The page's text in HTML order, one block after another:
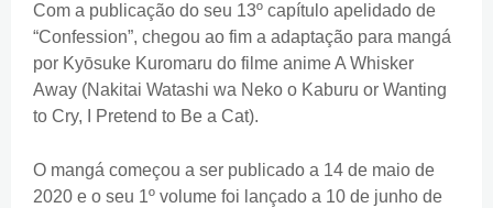
Com a publicação do seu 13º capítulo apelidado de
“Confession”, chegou ao fim a adaptação para mangá
por Kyōsuke Kuromaru do filme anime A Whisker
Away (Nakitai Watashi wa Neko o Kaburu or Wanting
to Cry, I Pretend to Be a Cat).
O mangá começou a ser publicado a 14 de maio de
2020 e o seu 1º volume foi lançado a 10 de junho de